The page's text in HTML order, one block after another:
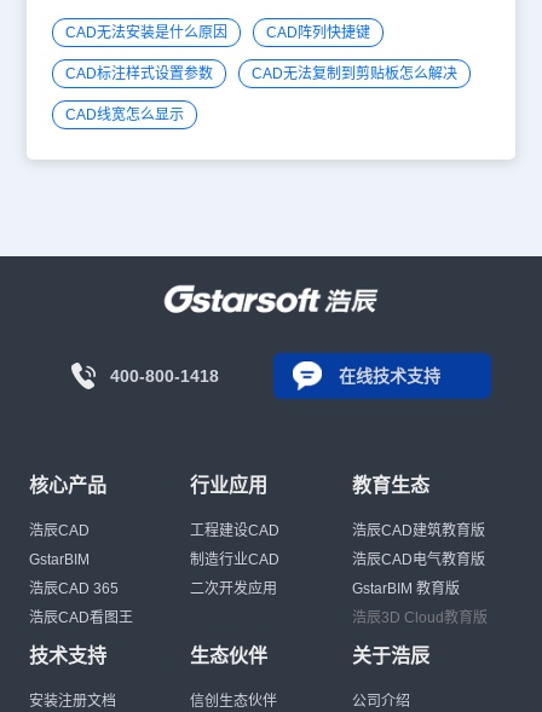
CAD无法安装是什么原因 CAD阵列快捷键
CAD标注样式设置参数 CAD无法复制到剪贴板怎么解决
CAD线宽怎么显示
400-800-1418 在线技术支持
核心产品
浩辰CAD
GstarBIM
浩辰CAD 365
浩辰CAD看图王
行业应用
工程建设CAD
制造行业CAD
二次开发应用
教育生态
浩辰CAD建筑教育版
浩辰CAD电气教育版
GstarBIM 教育版
浩辰3D Cloud教育版
技术支持
安装注册文档
生态伙伴
信创生态伙伴
关于浩辰
公司介绍